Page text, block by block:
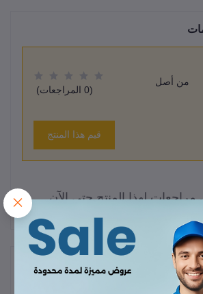
من أصل
(0 المراجعات)
قيم هذا المنتج
مراجعات لهذا المنتج حتى الآن.